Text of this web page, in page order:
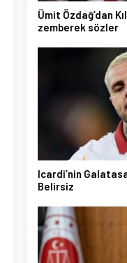
Ümit Özdağ’dan
zemberek sözler
Icardi’nin
Belirsiz